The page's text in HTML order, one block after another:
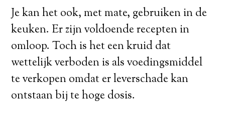
Je kan het ook, met mate, gebruiken in de
keuken. Er zijn voldoende recepten in
omloop. Toch is het een kruid dat
wettelijk verboden is als voedingsmiddel
te verkopen omdat er leverschade kan
ontstaan bij te hoge dosis.